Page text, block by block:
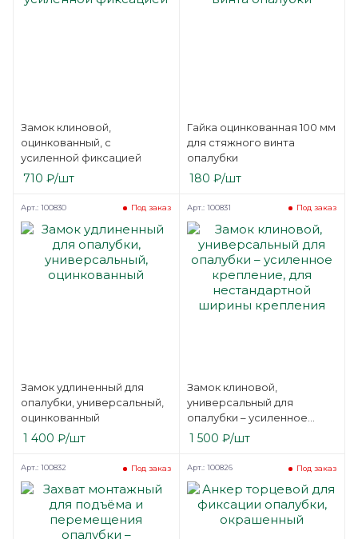
Замок клиновой,
оцинкованный, с
усиленной фиксацией
710 ₽/шт
Гайка оцинкованная 100 мм
для стяжного винта
опалубки
180 ₽/шт
Замок удлиненный для
опалубки, универсальный,
оцинкованный
Под заказ
Арт.: 100830
1 400 ₽/шт
Замок клиновой,
универсальный для
опалубки – усиленное
крепление, для
нестандартной ширины
крепления
Под заказ
Арт.: 100831
1 500 ₽/шт
Под заказ
Арт.: 100832 Под заказ
Арт.: 100826